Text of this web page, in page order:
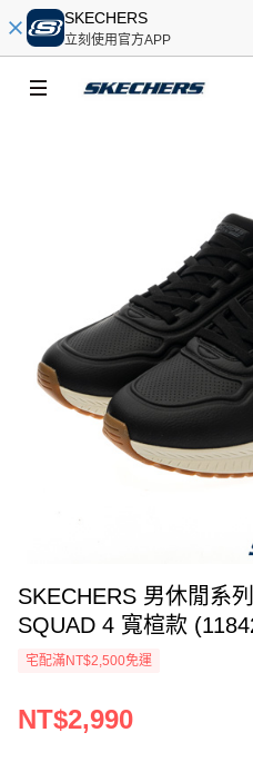
SKECHERS
立刻使用官方APP
SKECHERS 男休閒系
SQUAD 4 寬楦款
宅配滿NT$2,500免運
NT$2,990